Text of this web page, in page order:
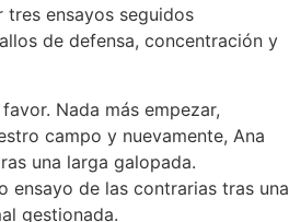
tres ensayos seguidos
de defensa, concentración y
Nada más empezar,
campo y nuevamente, Ana
una larga galopada.
ensayo de las contrarias tras una
gestionada.